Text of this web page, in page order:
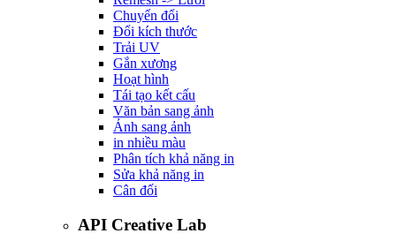
Chuyển đổi
Đổi kích thước
Trải UV
Gắn xương
Hoạt hình
Tái tạo kết cấu
Văn bản sang ảnh
Ảnh sang ảnh
in nhiều màu
Phân tích khả năng in
Sửa khả năng in
Cân đối
API Creative Lab